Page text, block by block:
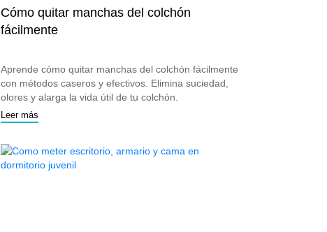
Cómo quitar manchas del colchón
fácilmente
Aprende cómo quitar manchas del colchón fácilmente
con métodos caseros y efectivos. Elimina suciedad,
olores y alarga la vida útil de tu colchón.
Leer más